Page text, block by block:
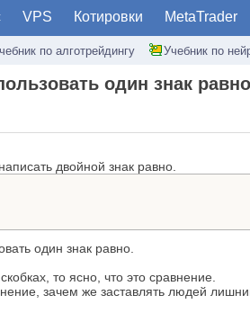
VPS Котировки MetaTrader
по алготрейдингу Учебник по
один знак
двойной знак равно.
один знак равно.
то ясно, что это сравнение.
зачем же заставлять людей